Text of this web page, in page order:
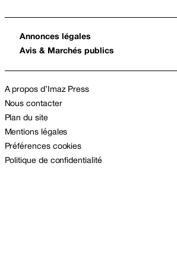
Annonces légales
Avis & Marchés publics
A propos d’Imaz Press
Nous contacter
Plan du site
Mentions légales
Préférences cookies
Politique de confidentialité